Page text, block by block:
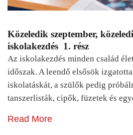
Közeledik szeptember,
iskolakezdés 1. rész
Az iskolakezdés minden család
időszak. A leendő elsősök
iskolatáskát, a szülők pedig
tanszerlisták, cipők, füzetek és
Read More